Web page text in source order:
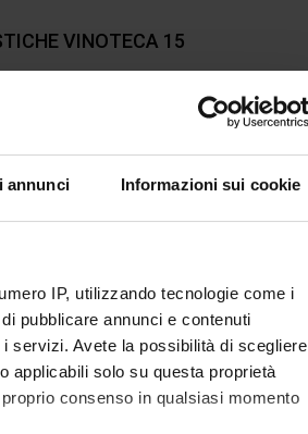
annunci Informazioni sui cookie
IP, utilizzando tecnologie come i
pubblicare annunci e contenuti
servizi. Avete la possibilità di scegliere
applicabili solo su questa proprietà
consenso in qualsiasi momento
VINOTECA 15